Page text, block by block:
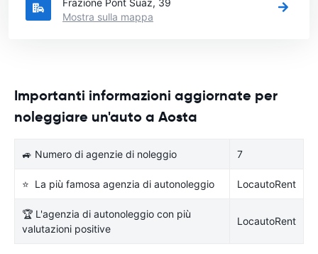
Frazione Pont Suaz, 39
Mostra sulla mappa
Importanti informazioni aggiornate per
noleggiare un'auto a Aosta
🚙 Numero di agenzie di noleggio 7
⭐ La più famosa agenzia di autonoleggio LocautoRent
🏆 L'agenzia di autonoleggio con più
valutazioni positive
LocautoRent